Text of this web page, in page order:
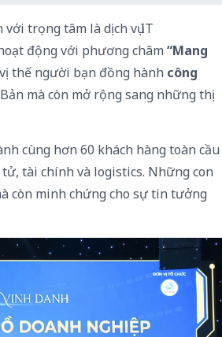
trọng tâm là dịch vụ IT
động với phương châm“Mang
thế người bạn đồng hành công
mà còn mở rộng sang những thị
cùng hơn 60 khách hàng toàn cầu
tài chính và logistics. Những con
còn minh chứng cho sự tin tưởng